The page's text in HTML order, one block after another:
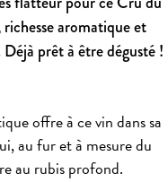
aromatique et
prêt à être dégusté !
offre à ce vin dans sa
au fur et à mesure du
au rubis profond.